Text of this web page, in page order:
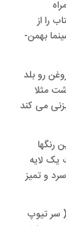
را از
بهمن-
رو بلد
مثلا
می کند
رنگها
لایه
و تمیز
سر تیوپ